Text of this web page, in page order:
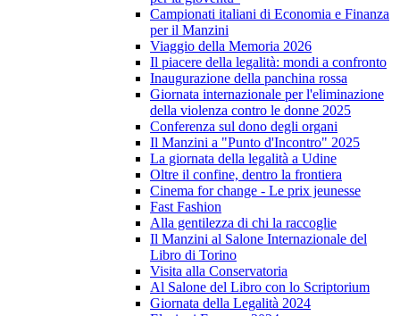
Campionati italiani di Economia e Finanza
per il Manzini
Viaggio della Memoria 2026
Il piacere della legalità: mondi a confronto
Inaugurazione della panchina rossa
Giornata internazionale per l'eliminazione
della violenza contro le donne 2025
Conferenza sul dono degli organi
Il Manzini a "Punto d'Incontro" 2025
La giornata della legalità a Udine
Oltre il confine, dentro la frontiera
Cinema for change - Le prix jeunesse
Fast Fashion
Alla gentilezza di chi la raccoglie
Il Manzini al Salone Internazionale del
Libro di Torino
Visita alla Conservatoria
Al Salone del Libro con lo Scriptorium
Giornata della Legalità 2024